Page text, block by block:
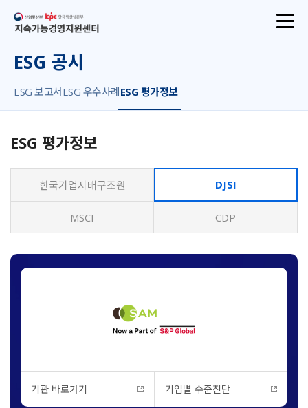
산업통상부
지속가능경영지원센터
ESG 공시
ESG 보고서ESG 우수사례ESG 평가정보
ESG 평가정보
한국기업지배구조원 DJSI
MSCI CDP
기관 바로가기 기업별 수준진단